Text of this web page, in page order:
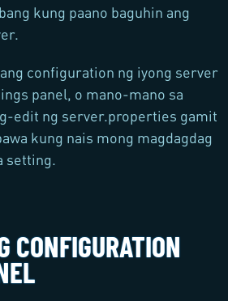
kung paano baguhin ang
configuration ng iyong server
panel, o mano-mano sa
edit ng server.properties gamit
kung nais mong magdagdag
setting.
CONFIGURATION